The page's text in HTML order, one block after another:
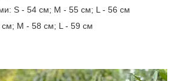
S - 54 см; M - 55 см; L - 56 см
M - 58 см; L - 59 см